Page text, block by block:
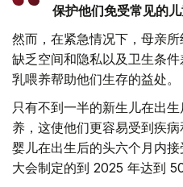
保护他们免受常见的儿
然而，在紧急情况下，母亲所
缺乏空间和隐私以及卫生条
乳喂养帮助他们生存的益处。
只有不到一半的新生儿在出
养，这使他们更容易受到疾
婴儿在出生后的头六个月内
大会制定的到 2025 年达到